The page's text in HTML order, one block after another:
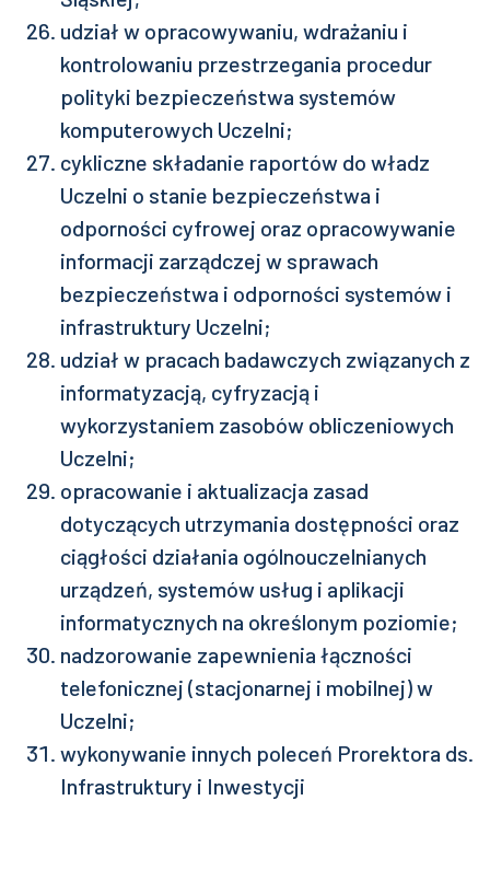
udział w opracowywaniu, wdrażaniu i
kontrolowaniu przestrzegania procedur
polityki bezpieczeństwa systemów
komputerowych Uczelni;
cykliczne składanie raportów do władz
Uczelni o stanie bezpieczeństwa i
odporności cyfrowej oraz opracowywanie
informacji zarządczej w sprawach
bezpieczeństwa i odporności systemów i
infrastruktury Uczelni;
udział w pracach badawczych związanych z
informatyzacją, cyfryzacją i
wykorzystaniem zasobów obliczeniowych
Uczelni;
opracowanie i aktualizacja zasad
dotyczących utrzymania dostępności oraz
ciągłości działania ogólnouczelnianych
urządzeń, systemów usług i aplikacji
informatycznych na określonym poziomie;
nadzorowanie zapewnienia łączności
telefonicznej (stacjonarnej i mobilnej) w
Uczelni;
wykonywanie innych poleceń Prorektora ds.
Infrastruktury i Inwestycji